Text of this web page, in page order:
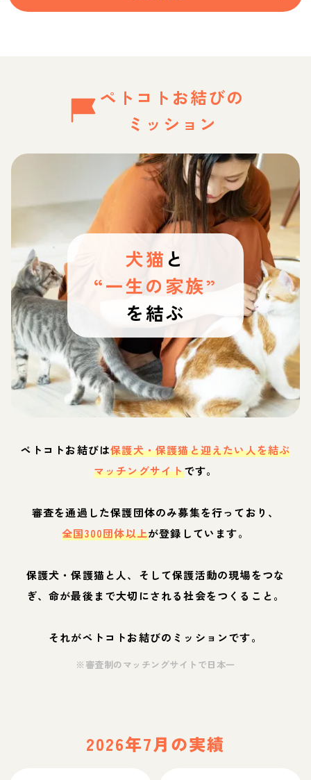
ペトコトお結びの
ミッション
犬猫 と
“一生の家族”
を結ぶ
ペトコトお結びは保護犬・保護猫と迎えたい人を結ぶ
マッチングサイトです。
審査を通過した保護団体のみ募集を行っており、
全国300団体以上が登録しています。
保護犬・保護猫と人、そして保護活動の現場をつな
ぎ、命が最後まで大切にされる社会をつくること。
それがペトコトお結びのミッションです。
※審査制のマッチングサイトで日本一
2026年7月の実績